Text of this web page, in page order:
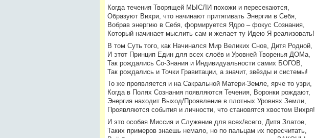
Когда течения Творящей МЫСЛИ похожи и пересекаются,
Образуют Вихри, что начинают притягивать Энергии в Себя,
Вобрав энергию в Себя, формируется Ядро – фокус Сознания,
Который начинает мыслить сам и желает ту Идею Я реализовать!
В том Суть того, как Начинался Мир Великих Снов, Дитя Родной,
И этот Принцип Един для всех слоёв и Уровней Творенья ДОМа,
Так рождались Со-Знания и Индивидуальности самих БОГОВ,
Так рождались и Точки Гравитации, а значит, звёзды и системы!
То же проявляется и на Сакральной Матери-Земле, ярче то узри,
Когда в Полях Сознания появляются Течения, Воронки рождают,
Энергия находит Выход/Проявление в плотных Уровнях Земли,
Проявляются события и личности, что становятся хвостом Вихря!
И это особая Миссия и Служение для всех/всего, Дитя Златое,
Таких примеров знаешь немало, но по пальцам их пересчитать,